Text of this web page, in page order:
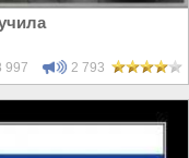
997 2 793